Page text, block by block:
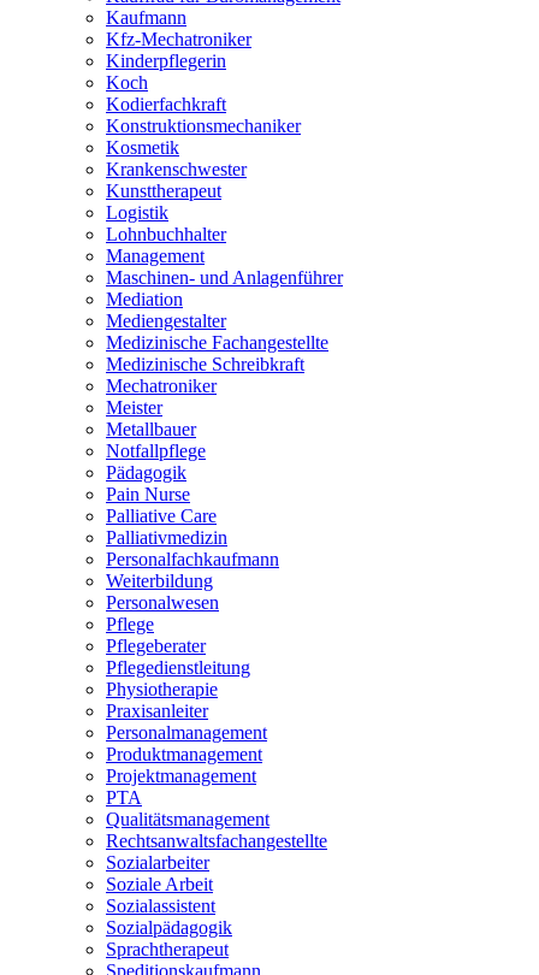
Kaufmann
Kfz-Mechatroniker
Kinderpflegerin
Koch
Kodierfachkraft
Konstruktionsmechaniker
Kosmetik
Krankenschwester
Kunsttherapeut
Logistik
Lohnbuchhalter
Management
Maschinen- und Anlagenführer
Mediation
Mediengestalter
Medizinische Fachangestellte
Medizinische Schreibkraft
Mechatroniker
Meister
Metallbauer
Notfallpflege
Pädagogik
Pain Nurse
Palliative Care
Palliativmedizin
Personalfachkaufmann
Weiterbildung
Personalwesen
Pflege
Pflegeberater
Pflegedienstleitung
Physiotherapie
Praxisanleiter
Personalmanagement
Produktmanagement
Projektmanagement
PTA
Qualitätsmanagement
Rechtsanwaltsfachangestellte
Sozialarbeiter
Soziale Arbeit
Sozialassistent
Sozialpädagogik
Sprachtherapeut